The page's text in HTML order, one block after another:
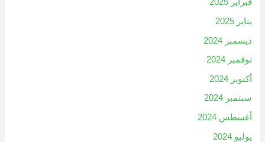
فبراير 2025
يناير 2025
ديسمبر 2024
نوفمبر 2024
أكتوبر 2024
سبتمبر 2024
أغسطس 2024
يوليو 2024